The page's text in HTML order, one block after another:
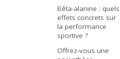
Bêta-alanine : quels
effets concrets sur
la performance
sportive ?
Offrez-vous une